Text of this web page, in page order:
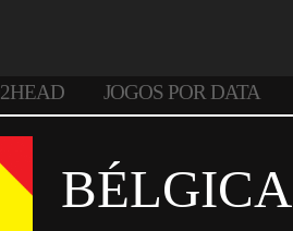
JOGOS POR DATA
BÉLGICA